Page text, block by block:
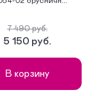
размер
35 размера
7 490 руб.
5 150 руб.
В корзину